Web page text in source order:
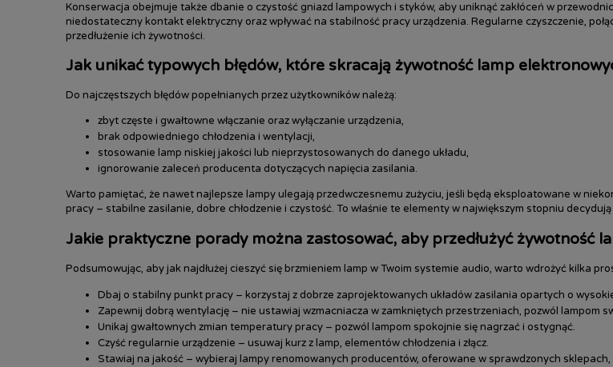
Konserwacja obejmuje także dbanie o czystość gniazd lampowych i styków, aby uniknąć zakłóceń w
niedostateczny kontakt elektryczny oraz wpływać na stabilność pracy urządzenia. Regularne czyszczenie,
przedłużenie ich żywotności.
Jak unikać typowych błędów, które skracają żywotność lamp
Do najczęstszych błędów popełnianych przez użytkowników należą:
zbyt częste i gwałtowne włączanie oraz wyłączanie urządzenia,
brak odpowiedniego chłodzenia i wentylacji,
stosowanie lamp niskiej jakości lub nieprzystosowanych do danego układu,
ignorowanie zaleceń producenta dotyczących napięcia zasilania.
Warto pamiętać, że nawet najlepsze lampy ulegają przedwczesnemu zużyciu, jeśli będą eksploatowane w
pracy – stabilne zasilanie, dobre chłodzenie i czystość. To właśnie te elementy w największym stopniu
Jakie praktyczne porady można zastosować, aby przedłużyć żywotność
Podsumowując, aby jak najdłużej cieszyć się brzmieniem lamp w Twoim systemie audio, warto wdrożyć kilka
Dbaj o stabilny punkt pracy – korzystaj z dobrze zaprojektowanych układów zasilania opartych o
Zapewnij dobrą wentylację – nie ustawiaj wzmacniacza w zamkniętych przestrzeniach, pozwól lampom
Unikaj gwałtownych zmian temperatury pracy – pozwól lampom spokojnie się nagrzać i ostygnąć.
Czyść regularnie urządzenie – usuwaj kurz z lamp, elementów chłodzenia i złącz.
Stawiaj na jakość – wybieraj lampy renomowanych producentów, oferowane w sprawdzonych sklepach,